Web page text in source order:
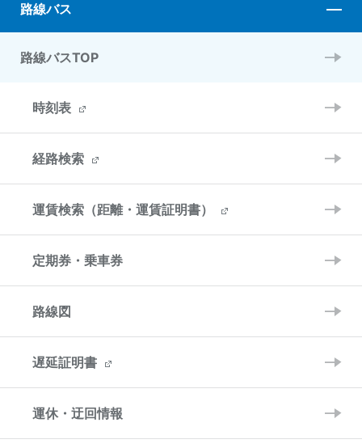
路線バス
路線バスTOP
時刻表
経路検索
運賃検索（距離・運賃証明書）
定期券・乗車券
路線図
遅延証明書
運休・迂回情報